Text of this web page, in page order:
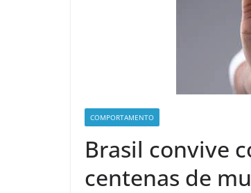
COMPORTAMENTO
Brasil convive
centenas de